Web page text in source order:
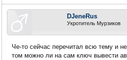
DJeneRus
Укротитель Мурзиков
Че-то сейчас перечитал всю тему и
том можно ли на сам ключ вывести